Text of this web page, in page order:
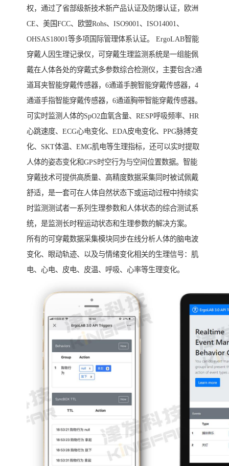
权，通过了省部级新技术新产品认证及防爆认证，欧洲
CE、美国FCC、欧盟Rohs、ISO9001、ISO14001、
OHSAS18001等多项国际管理体系认证。 ErgoLAB智能
穿戴人因生理记录仪，可穿戴生理监测系统是一组能佩
戴在人体各处的穿戴式多参数综合检测仪，主要包含2通
道耳夹智能穿戴传感器，6通道手腕智能穿戴传感器，4
通道手指智能穿戴传感器，6通道胸带智能穿戴传感器。
可实时监测人体的SpO2血氧含量、RESP呼吸频率、HR
心跳速度、ECG心电变化、EDA皮电变化、PPG脉搏变
化、SKT体温、EMG肌电等生理指标，还可以实时提取
人体的姿态变化和GPS时空行为与空间位置数据。智能
穿戴技术可提供高质量、高精度数据采集同时被试佩戴
舒适，是一套可在人体自然状态下或运动过程中持续实
时监测测试者一系列生理参数和人体状态的综合测试系
统，是监测长时程运动状态和生理参数的解决方案。
所有的可穿戴数据采集模块同步在线分析人体的脑电波
变化、眼动轨迹、以及与情绪变化相关的生理信号：肌
电、心电、皮电、皮温、呼吸、心率等生理变化。